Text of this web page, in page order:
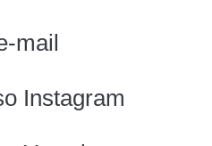
mail
Instagram